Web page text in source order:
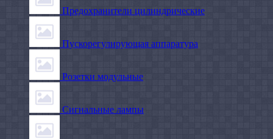
Предохранители цилиндрические
Пускорегулирующая аппаратура
Розетки модульные
Сигнальные лампы